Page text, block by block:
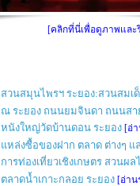
[คลิกที่นี่เพื่อดูภาพและ
สวนสมุนไพรฯ ระยอง:สวนสม
ณ ระยอง ถนนยมจินดา ถนนส
หนังใหญ่วัดบ้านดอน ระยอง [อ่
แหล่งซื้อของฝาก ตลาด ต่างๆ แ
การท่องเที่ยวเชิงเกษตร สวนผ
ตลาดน้ำเกาะกลอย ระยอง [อ่าน